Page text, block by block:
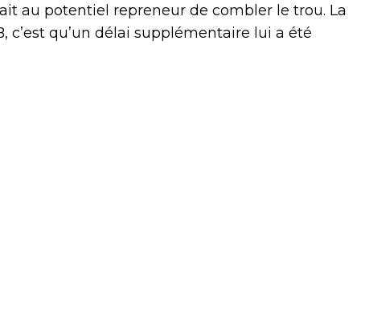
au potentiel repreneur de combler le trou. La
c’est qu’un délai supplémentaire lui a été